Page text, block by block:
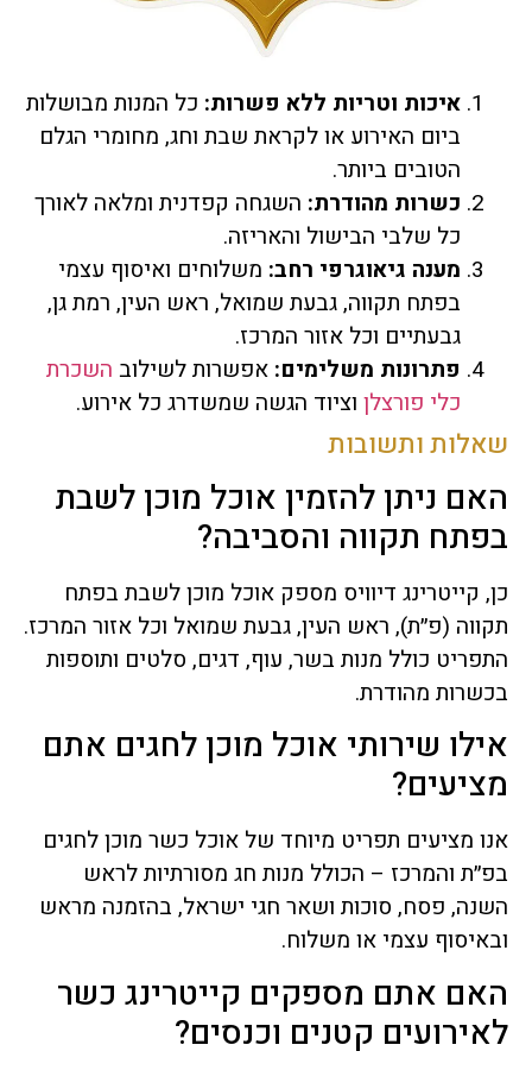
איכות וטריות ללא פשרות: כל המנות מבושלות
ביום האירוע או לקראת שבת וחג, מחומרי הגלם
הטובים ביותר.
כשרות מהודרת: השגחה קפדנית ומלאה לאורך
כל שלבי הבישול והאריזה.
מענה גיאוגרפי רחב: משלוחים ואיסוף עצמי
בפתח תקווה, גבעת שמואל, ראש העין, רמת גן,
גבעתיים וכל אזור המרכז.
פתרונות משלימים: אפשרות לשילוב השכרת
כלי פורצלן וציוד הגשה שמשדרג כל אירוע.
שאלות ותשובות
האם ניתן להזמין אוכל מוכן לשבת
בפתח תקווה והסביבה?
כן, קייטרינג דיוויס מספק אוכל מוכן לשבת בפתח
תקווה (פ״ת), ראש העין, גבעת שמואל וכל אזור המרכז.
התפריט כולל מנות בשר, עוף, דגים, סלטים ותוספות
בכשרות מהודרת.
אילו שירותי אוכל מוכן לחגים אתם
מציעים?
אנו מציעים תפריט מיוחד של אוכל כשר מוכן לחגים
בפ״ת והמרכז – הכולל מנות חג מסורתיות לראש
השנה, פסח, סוכות ושאר חגי ישראל, בהזמנה מראש
ובאיסוף עצמי או משלוח.
האם אתם מספקים קייטרינג כשר
לאירועים קטנים וכנסים?